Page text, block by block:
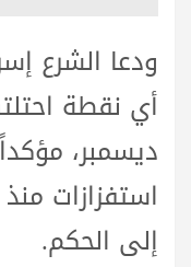
ودعا الشرع
أي نقطة
ديسمبر،
استفزازات
إلى الحكم.